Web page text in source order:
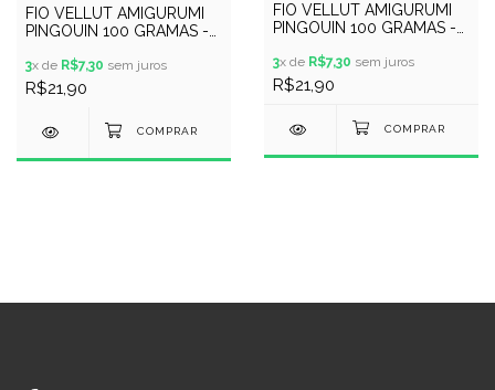
FIO VELLUT AMIGURUMI
PINGOUIN 100 GRAMAS -
3x de R$7,30 sem juros
R$21,90
FIO VELLUT AMIGURUMI
PINGOUIN 100 GRAMAS -
3x de R$7,30 sem juros
R$21,90